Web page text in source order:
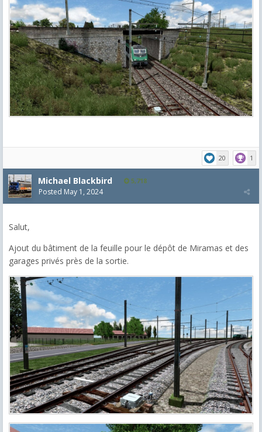
20 1
Michael Blackbird 5,718
Posted May 1, 2024
Salut,
Ajout du bâtiment de la feuille pour le dépôt de Miramas et des
garages privés près de la sortie.